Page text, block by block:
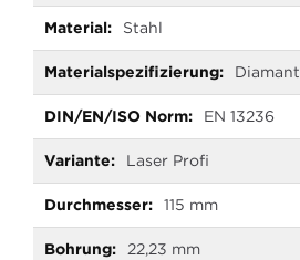
Stahl
Diamant
EN 13236
Laser Profi
115 mm
22,23 mm